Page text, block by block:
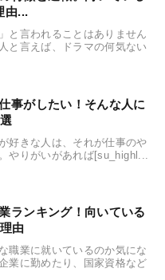
由...
と言われることはありません
と言えば、ドラマの何気ない
事がしたい！そんな人に
好きな人は、それが仕事のや
やりがいがあれば[su_highl...
ランキング！向いている
由
職業に就いているのか気にな
業に勤めたり、国家資格など